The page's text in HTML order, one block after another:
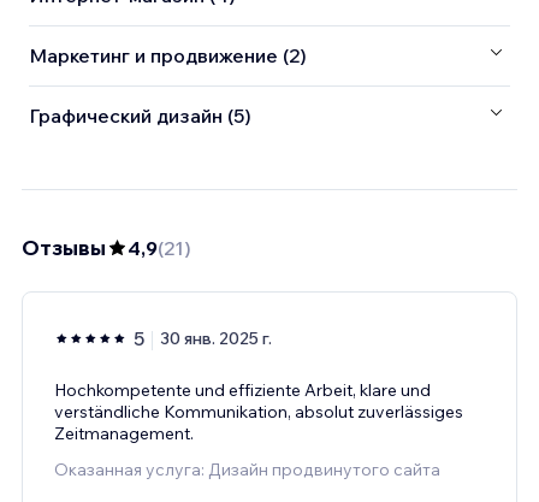
Маркетинг и продвижение (2)
Графический дизайн (5)
Отзывы 4,9(21)
5 30 янв. 2025 г.
Hochkompetente und effiziente Arbeit, klare und
verständliche Kommunikation, absolut zuverlässiges
Zeitmanagement.
Оказанная услуга: Дизайн продвинутого сайта